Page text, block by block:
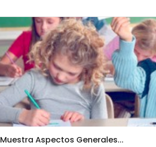
Muestra Aspectos Generales...